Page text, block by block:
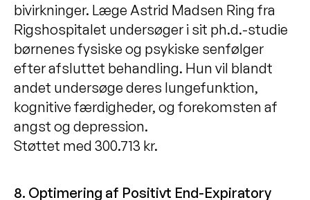
bivirkninger. Læge Astrid Madsen Ring fra
Rigshospitalet undersøger i sit ph.d.-studie
børnenes fysiske og psykiske senfølger
efter afsluttet behandling. Hun vil blandt
andet undersøge deres lungefunktion,
kognitive færdigheder, og forekomsten af
angst og depression.
Støttet med 300.713 kr.
8. Optimering af Positivt End-Expiratory